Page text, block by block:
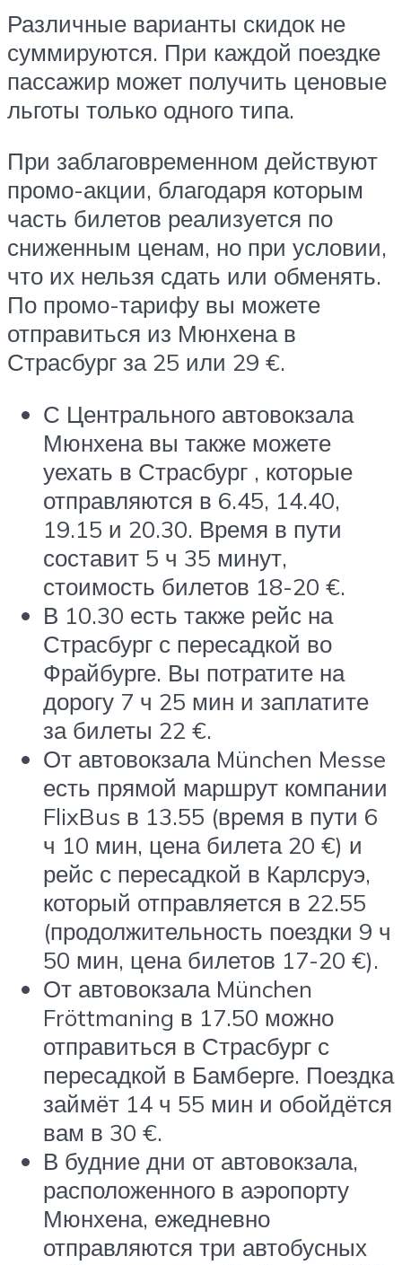
Различные варианты скидок не
суммируются. При каждой поездке
пассажир может получить ценовые
льготы только одного типа.
При заблаговременном действуют
промо-акции, благодаря которым
часть билетов реализуется по
сниженным ценам, но при условии,
что их нельзя сдать или обменять.
По промо-тарифу вы можете
отправиться из Мюнхена в
Страсбург за 25 или 29 €.
С Центрального автовокзала
Мюнхена вы также можете
уехать в Страсбург , которые
отправляются в 6.45, 14.40,
19.15 и 20.30. Время в пути
составит 5 ч 35 минут,
стоимость билетов 18-20 €.
В 10.30 есть также рейс на
Страсбург с пересадкой во
Фрайбурге. Вы потратите на
дорогу 7 ч 25 мин и заплатите
за билеты 22 €.
От автовокзала München Messe
есть прямой маршрут компании
FlixBus в 13.55 (время в пути 6
ч 10 мин, цена билета 20 €) и
рейс с пересадкой в Карлсруэ,
который отправляется в 22.55
(продолжительность поездки 9 ч
50 мин, цена билетов 17-20 €).
От автовокзала München
Fröttmaning в 17.50 можно
отправиться в Страсбург с
пересадкой в Бамберге. Поездка
займёт 14 ч 55 мин и обойдётся
вам в 30 €.
В будние дни от автовокзала,
расположенного в аэропорту
Мюнхена, ежедневно
отправляются три автобусных